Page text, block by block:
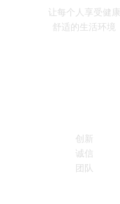
让每个人享受健康
舒适的生活环境
创新
诚信
团队